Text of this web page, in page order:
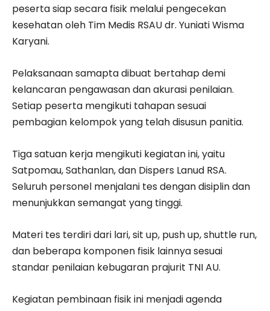
peserta siap secara fisik melalui pengecekan
kesehatan oleh Tim Medis RSAU dr. Yuniati Wisma
Karyani.
Pelaksanaan samapta dibuat bertahap demi
kelancaran pengawasan dan akurasi penilaian.
Setiap peserta mengikuti tahapan sesuai
pembagian kelompok yang telah disusun panitia.
Tiga satuan kerja mengikuti kegiatan ini, yaitu
Satpomau, Sathanlan, dan Dispers Lanud RSA.
Seluruh personel menjalani tes dengan disiplin dan
menunjukkan semangat yang tinggi.
Materi tes terdiri dari lari, sit up, push up, shuttle run,
dan beberapa komponen fisik lainnya sesuai
standar penilaian kebugaran prajurit TNI AU.
Kegiatan pembinaan fisik ini menjadi agenda